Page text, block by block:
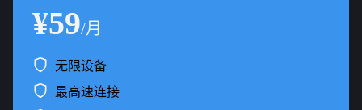
¥59/月
无限设备
最高速连接